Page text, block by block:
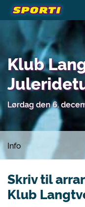
Klub
Lørdag den 6.
Info
Skriv til
Klub